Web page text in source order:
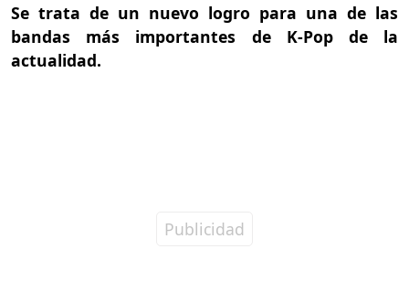
Se trata de un nuevo logro para una de las
bandas más importantes de K-Pop de la
actualidad.